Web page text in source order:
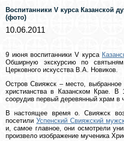
Воспитанники V курса Казанской
(фото)
10.06.2011
9 июня воспитанники V курса
Обширную экскурсию по
Церковного искусства В.А. Новиков.
Остров Свияжск – место, выбранное
христианства в Казанском Крае. В
соорудив первый деревянный храм в
В настоящее время о. Свияжск
посетили Успенский Свияжский
и, самое главное, они осмотрели
произвело изображение мученика